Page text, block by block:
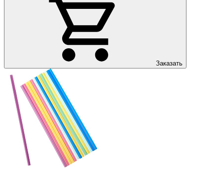
Заказать